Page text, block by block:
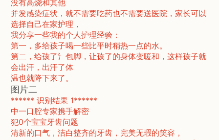
没有高烧和其他
并发感染症状，就不需要吃药也不需要送医院，家长可以
选择自己在家护理，
我分享一些我的个人护理经验：
第一，多给孩子喝一些比平时稍热一点的水。
第二，给孩了氵包脚，让孩了的身体变暖和，这样孩子就
会出汗，出汗了体
温也就降下来了。
图片二
****** 识别结果 1******
中一口腔专家携手解密
犯0个宝宝牙齿问题
清新的口气，洁白整齐的牙齿，完美无瑕的笑容，